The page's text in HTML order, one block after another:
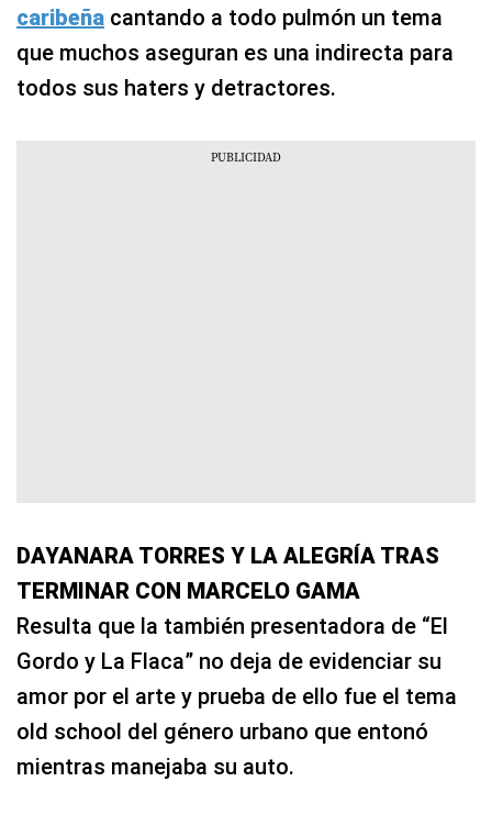
En tal clip se visualiza ala exrepresentante
caribeñacantando a todo pulmón un tema
que muchos aseguran es una indirecta para
DAYANARA TORRES Y LA ALEGRÍA TRAS
TERMINAR CON MARCELO GAMA
Resulta que la también presentadora de “El
Gordo y La Flaca” no deja de evidenciar su
amor por el arte y prueba de ello fue el tema
old school del género urbano que entonó